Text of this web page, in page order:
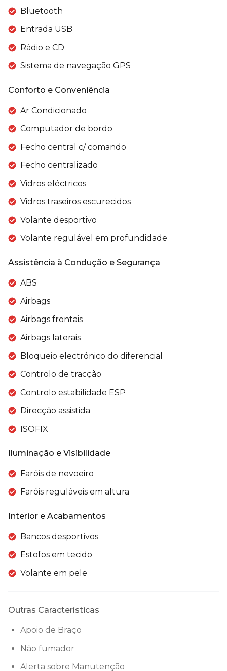
Bluetooth
Entrada USB
Rádio e CD
Sistema de navegação GPS
Conforto e Conveniência
Ar Condicionado
Computador de bordo
Fecho central c/ comando
Fecho centralizado
Vidros eléctricos
Vidros traseiros escurecidos
Volante desportivo
Volante regulável em profundidade
Assistência à Condução e Segurança
ABS
Airbags
Airbags frontais
Airbags laterais
Bloqueio electrónico do diferencial
Controlo de tracção
Controlo estabilidade ESP
Direcção assistida
ISOFIX
Iluminação e Visibilidade
Faróis de nevoeiro
Faróis reguláveis em altura
Interior e Acabamentos
Bancos desportivos
Estofos em tecido
Volante em pele
Outras Características
Apoio de Braço
Não fumador
Alerta sobre Manutenção